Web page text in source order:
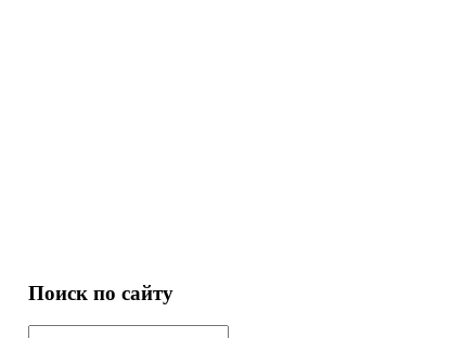
Поиск по сайту